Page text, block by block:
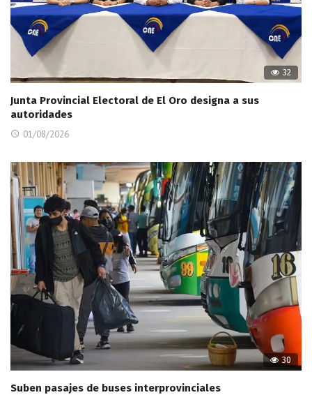
32
Junta Provincial Electoral de El Oro designa a sus
autoridades
01/08/2026
30
Suben pasajes de buses interprovinciales